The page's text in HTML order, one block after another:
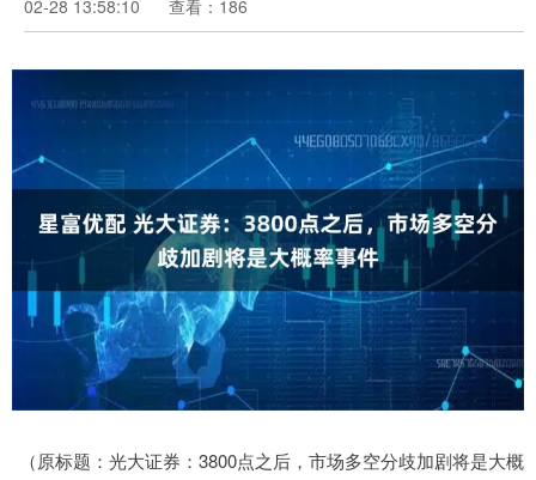
02-28 13:58:10
查看：186
（原标题：光大证券：3800点之后，市场多空分歧加剧将是大概